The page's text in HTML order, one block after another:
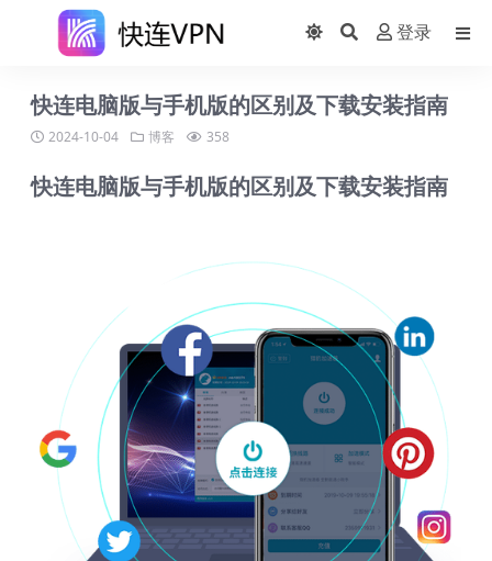
登录
快连电脑版与手机版的区别及下载安装指南
2024-10-04 博客 358
快连电脑版与手机版的区别及下载安装指南